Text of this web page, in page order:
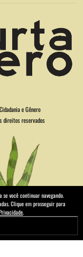
e Gênero
direitos reservados
você continuar navegando.
Clique em prosseguir para
.